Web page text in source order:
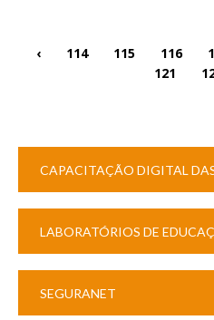
‹ 114 115 116
121
CAPACITAÇÃO DIGITAL
LABORATÓRIOS DE
SEGURANET